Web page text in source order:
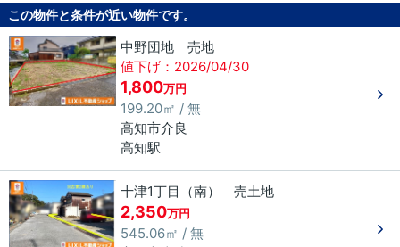
この物件と条件が近い物件です。
中野団地 売地
値下げ：2026/04/30
1,800万円
199.20㎡ / 無
高知市介良
高知駅
十津1丁目（南） 売土地
2,350万円
545.06㎡ / 無